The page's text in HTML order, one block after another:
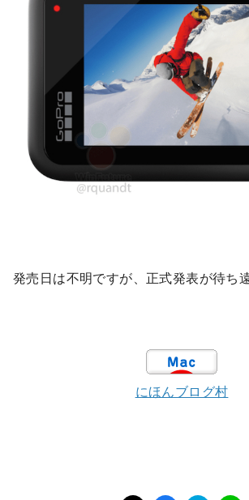
発売日は不明ですが、正式発表が待ち
にほんブログ村